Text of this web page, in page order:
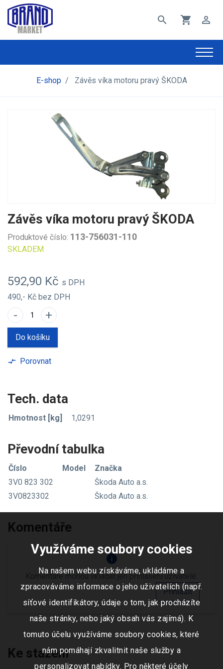
search shopping_cart perm_identity
E-shop / Závěs víka motoru pravý ŠKODA
Závěs víka motoru pravý ŠKODA
Produktové číslo: 113-756031-110
SKLADEM
592,90 Kč s DPH
490,- Kč bez DPH
- +
Do košíku
compare_arrows Porovnat
Tech. data
Hmotnost [kg] 1,0291
Převodní tabulka
Číslo Model
Značka
3V0 823 302
Škoda Auto a.s.
3V0823302
Škoda Auto a.s.
Komentáře
info
Komentáře mohou vkládat jen přihlášení uživatelé.
Přihlásit
Ke stažení
Využíváme soubory cookies
Na našem webu získáváme, ukládáme a
zpracováváme informace o jeho uživatelích (např.
síťové identifikátory, údaje o tom, jak procházíte
naše stránky, nebo jaký obsah vás zajímá). K
tomuto účelu využíváme soubory cookies, které
nám pomáhají zkvalitnit naše služby a
personalizovat nabídky. Pro některé účely